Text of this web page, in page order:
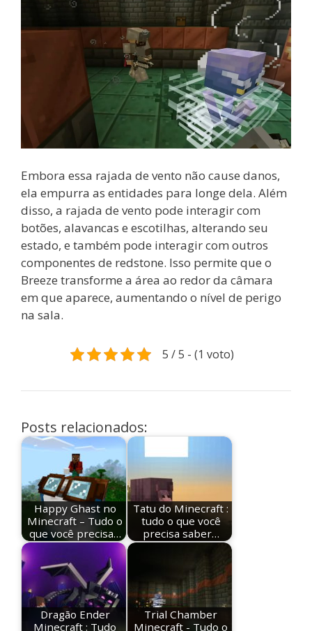
Embora essa rajada de vento não cause danos,
ela empurra as entidades para longe dela. Além
disso, a rajada de vento pode interagir com
botões, alavancas e escotilhas, alterando seu
estado, e também pode interagir com outros
componentes de redstone. Isso permite que o
Breeze transforme a área ao redor da câmara
em que aparece, aumentando o nível de perigo
na sala.
5 / 5 - (1 voto)
Posts relacionados:
Happy Ghast no
Minecraft – Tudo o
que você precisa…
Tatu do Minecraft :
tudo o que você
precisa saber…
Dragão Ender
Minecraft : Tudo
Trial Chamber
Minecraft - Tudo o